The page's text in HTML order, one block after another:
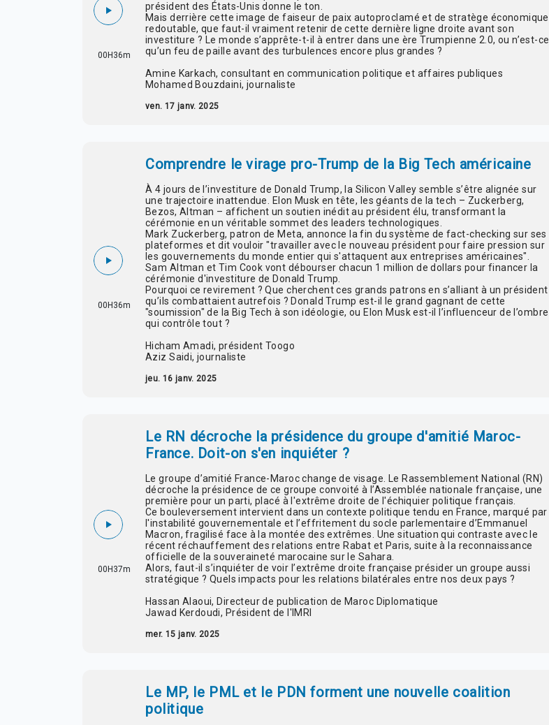
00H36m
président des États-Unis donne le ton.
Mais derrière cette image de faiseur de paix autoproclamé et de stratège économique
redoutable, que faut-il vraiment retenir de cette dernière ligne droite avant son
investiture ? Le monde s’apprête-t-il à entrer dans une ère Trumpienne 2.0, ou n’est-ce
qu’un feu de paille avant des turbulences encore plus grandes ?
Amine Karkach, consultant en communication politique et affaires publiques
Mohamed Bouzdaini, journaliste
ven. 17 janv. 2025
00H36m
Comprendre le virage pro-Trump de la Big Tech américaine
À 4 jours de l’investiture de Donald Trump, la Silicon Valley semble s’être alignée sur
une trajectoire inattendue. Elon Musk en tête, les géants de la tech – Zuckerberg,
Bezos, Altman – affichent un soutien inédit au président élu, transformant la
cérémonie en un véritable sommet des leaders technologiques.
Mark Zuckerberg, patron de Meta, annonce la fin du système de fact-checking sur ses
plateformes et dit vouloir "travailler avec le nouveau président pour faire pression sur
les gouvernements du monde entier qui s'attaquent aux entreprises américaines".
Sam Altman et Tim Cook vont débourser chacun 1 million de dollars pour financer la
cérémonie d'investiture de Donald Trump.
Pourquoi ce revirement ? Que cherchent ces grands patrons en s’alliant à un président
qu’ils combattaient autrefois ? Donald Trump est-il le grand gagnant de cette
"soumission" de la Big Tech à son idéologie, ou Elon Musk est-il l’influenceur de l’ombre
qui contrôle tout ?
Hicham Amadi, président Toogo
Aziz Saidi, journaliste
jeu. 16 janv. 2025
00H37m
Le RN décroche la présidence du groupe d'amitié Maroc-
France. Doit-on s'en inquiéter ?
Le groupe d’amitié France-Maroc change de visage. Le Rassemblement National (RN)
décroche la présidence de ce groupe convoité à l’Assemblée nationale française, une
première pour un parti, placé à l'extrême droite de l'échiquier politique français.
Ce bouleversement intervient dans un contexte politique tendu en France, marqué par
l'instabilité gouvernementale et l’effritement du socle parlementaire d’Emmanuel
Macron, fragilisé face à la montée des extrêmes. Une situation qui contraste avec le
récent réchauffement des relations entre Rabat et Paris, suite à la reconnaissance
officielle de la souveraineté marocaine sur le Sahara.
Alors, faut-il s’inquiéter de voir l’extrême droite française présider un groupe aussi
stratégique ? Quels impacts pour les relations bilatérales entre nos deux pays ?
Hassan Alaoui, Directeur de publication de Maroc Diplomatique
Jawad Kerdoudi, Président de l'IMRI
mer. 15 janv. 2025
Le MP, le PML et le PDN forment une nouvelle coalition
politique